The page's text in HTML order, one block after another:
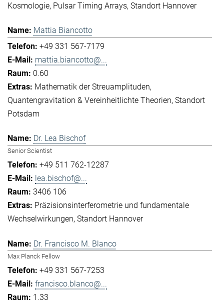
Kosmologie Pulsar Timing Arrays Standort Hannover
Mattia Biancotto
+49 331 567-7179
mattia.biancotto@...
0.60
Mathematik der Streuamplituden
Quantengravitation & Vereinheitlichte Theorien Standort
Potsdam
Dr. Lea Bischof
Senior Scientist
+49 511 762-12287
lea.bischof@...
3406 106
Präzisionsinterferometrie und fundamentale
Wechselwirkungen Standort Hannover
Dr. Francisco M. Blanco
Max Planck Fellow
+49 331 567-7253
francisco.blanco@...
1.33